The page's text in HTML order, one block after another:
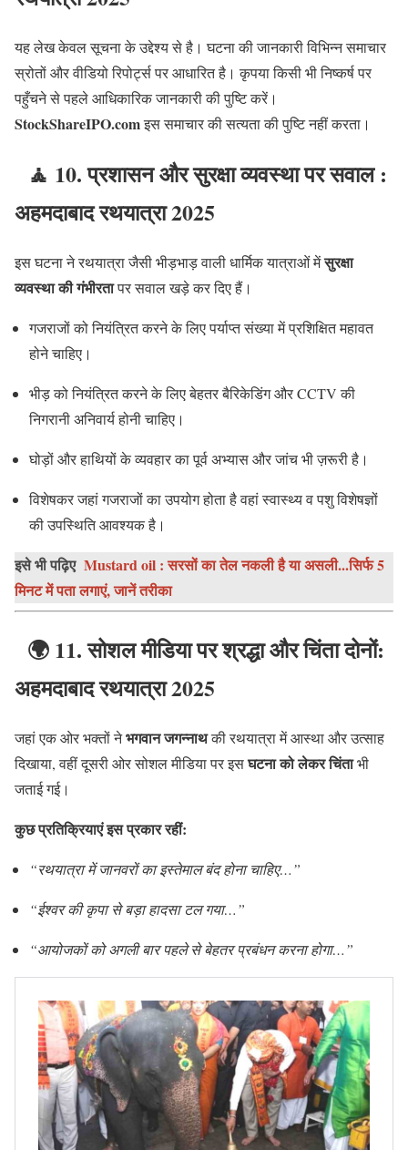
यह लेख केवल सूचना के उद्देश्य से है। घटना की जानकारी विभिन्न समाचार
स्रोतों और वीडियो रिपोर्ट्स पर आधारित है। कृपया किसी भी निष्कर्ष पर
पहुँचने से पहले आधिकारिक जानकारी की पुष्टि करें।
StockShareIPO.comइस समाचार की सत्यता की पुष्टि नहीं करता।
🧘 10. प्रशासन और सुरक्षा व्यवस्था पर सवाल :
अहमदाबाद रथयात्रा 2025
इस घटना ने रथयात्रा जैसी भीड़भाड़ वाली धार्मिक यात्राओं मेंसुरक्षा
व्यवस्था की गंभीरतापर सवाल खड़े कर दिए हैं।
गजराजों को नियंत्रित करने के लिए पर्याप्त संख्या में प्रशिक्षित महावत
होने चाहिए।
भीड़ को नियंत्रित करने के लिए बेहतर बैरिकेडिंग और CCTV की
निगरानी अनिवार्य होनी चाहिए।
घोड़ों और हाथियों के व्यवहार का पूर्व अभ्यास और जांच भी ज़रूरी है।
विशेषकर जहां गजराजों का उपयोग होता है वहां स्वास्थ्य व पशु विशेषज्ञों
की उपस्थिति आवश्यक है।
इसे भी पढ़िए Mustard oil : सरसों का तेल नकली है या असली...सिर्फ 5
मिनट में पता लगाएं, जानें तरीका
🌍 11. सोशल मीडिया पर श्रद्धा और चिंता दोनों:
अहमदाबाद रथयात्रा 2025
जहां एक ओर भक्तों नेभगवान जगन्नाथकी रथयात्रा में आस्था और उत्साह
दिखाया, वहीं दूसरी ओर सोशल मीडिया पर इसघटना को लेकर चिंताभी
जताई गई।
कुछ प्रतिक्रियाएं इस प्रकार रहीं:
“रथयात्रा में जानवरों का इस्तेमाल बंद होना चाहिए…”
“ईश्वर की कृपा से बड़ा हादसा टल गया…”
“आयोजकों को अगली बार पहले से बेहतर प्रबंधन करना होगा…”